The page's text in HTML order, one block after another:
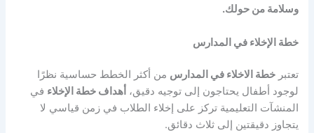
وسلامة من حولك.
خطة الإخلاء في المدارس
تعتبرخطة الاخلاء في المدارس من أكثر الخطط حساسية نظرًا
لوجود أطفال يحتاجون إلى توجيه دقيق، أهداف خطة الإخلاء في
المنشآت التعليمية تركز على إخلاء الطلاب في زمن قياسي لا
يتجاوز دقيقتين إلى ثلاث دقائق.